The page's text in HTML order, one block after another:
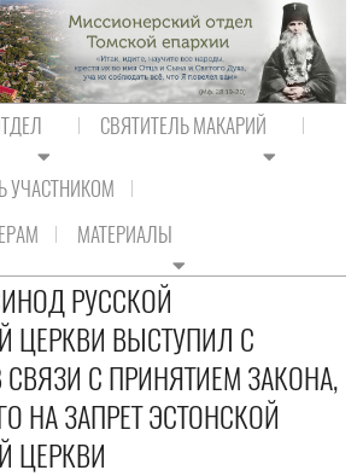
СВЯТИТЕЛЬ МАКАРИЙ
УЧАСТНИКОМ
МАТЕРИАЛЫ
РУССКОЙ
ЦЕРКВИ ВЫСТУПИЛ С
С ПРИНЯТИЕМ ЗАКОНА,
НА ЗАПРЕТ ЭСТОНСКОЙ
ЦЕРКВИ